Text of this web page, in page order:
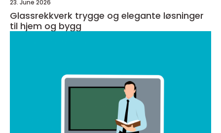
23. June 2026
Glassrekkverk trygge og elegante løsninger
til hjem og bygg